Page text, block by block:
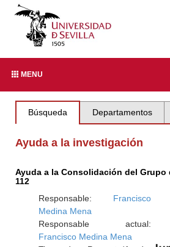
MENU
Búsqueda Departamentos
Ayuda a la investigación
Ayuda a la Consolidación del Grupo
112
Responsable: Francisco
Medina Mena
Responsable actual:
Francisco Medina Mena